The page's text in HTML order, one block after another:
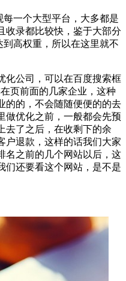
一个大型平台，大多都是
收录都比较快，鉴于大部分
高权重，所以在这里就不
化公司，可以在百度搜索框
页前面的几家企业，这种
的的，不会随随便便的的去
做优化之前，一般都会先预
去了之后，在收剩下的余
户退款，这样的话我们大家
名之前的几个网站以后，这
们还要看这个网站，是不是